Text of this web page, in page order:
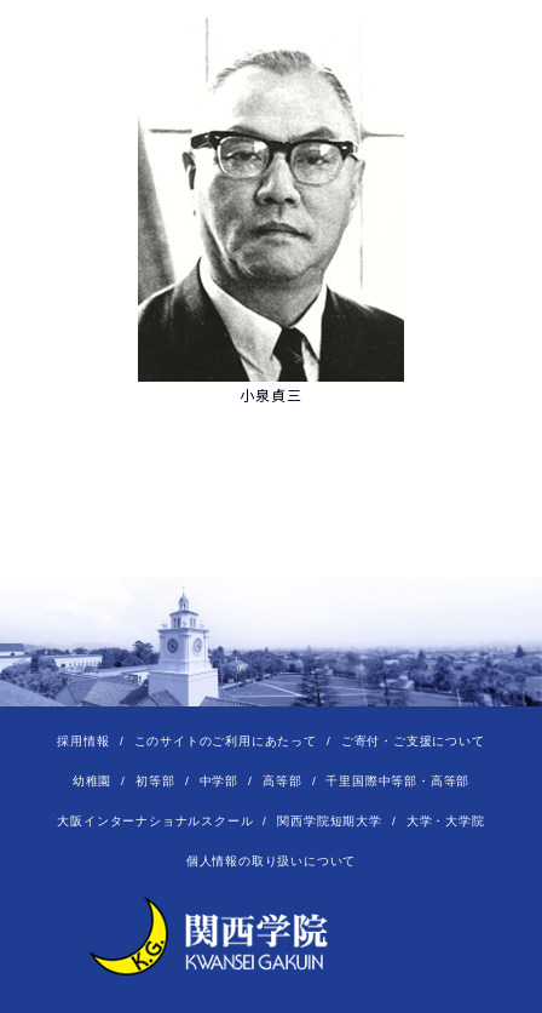
小泉貞三
採用情報 このサイトのご利用にあたって ご寄付・ご支援について
幼稚園 初等部 中学部 高等部 千里国際中等部・高等部
大阪インターナショナルスクール 関西学院短期大学 大学・大学院
個人情報の取り扱いについて